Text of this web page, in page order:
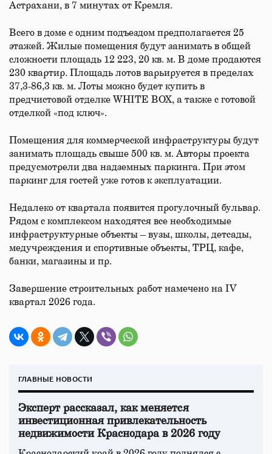
Астрахани, в 7 минутах от Кремля.
Всего в доме с одним подъездом предполагается 25
этажей. Жилые помещения будут занимать в общей
сложности площадь 12 223, 20 кв. м. В доме продаются
230 квартир. Площадь лотов варьируется в пределах
37,3-86,3 кв. м. Лоты можно будет купить в
предчистовой отделке WHITE BOX, а также с готовой
отделкой «под ключ».
Помещения для коммерческой инфраструктуры будут
занимать площадь свыше 500 кв. м. Авторы проекта
предусмотрели два надземных паркинга. При этом
паркинг для гостей уже готов к эксплуатации.
Недалеко от квартала появится прогулочный бульвар.
Рядом с комплексом находятся все необходимые
инфраструктурные объекты – вузы, школы, детсады,
медучреждения и спортивные объекты, ТРЦ, кафе,
банки, магазины и пр.
Завершение строительных работ намечено на IV
квартал 2026 года.
ГЛАВНЫЕ НОВОСТИ
Эксперт рассказал, как меняется
инвестиционная привлекательность
недвижимости Краснодара в 2026 году